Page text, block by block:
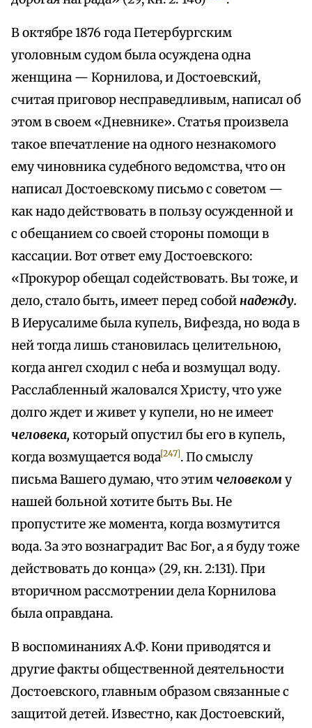
В октябре 1876 года Петербургским
уголовным судом была осуждена одна
женщина — Корнилова, и Достоевский,
считая приговор несправедливым, написал об
этом в своем «Дневнике». Статья произвела
такое впечатление на одного незнакомого
ему чиновника судебного ведомства, что он
написал Достоевскому письмо с советом —
как надо действовать в пользу осужденной и
с обещанием со своей стороны помощи в
кассации. Вот ответ ему Достоевского:
«Прокурор обещал содействовать. Вы тоже, и
дело, стало быть, имеет перед собойнадежду.
В Иерусалиме была купель, Вифезда, но вода в
ней тогда лишь становилась целительною,
когда ангел сходил с неба и возмущал воду.
Расслабленный жаловался Христу, что уже
долго ждет и живет у купели, но не имеет
человека, который опустил бы его в купель,
когда возмущается вода[247]. По смыслу
письма Вашего думаю, что этимчеловекому
нашей больной хотите быть Вы. Не
пропустите же момента, когда возмутится
вода. За это вознаградит Вас Бог, а я буду тоже
действовать до конца» (29, кн. 2:131). При
вторичном рассмотрении дела Корнилова
была оправдана.
В воспоминаниях А.Ф. Кони приводятся и
другие факты общественной деятельности
Достоевского, главным образом связанные с
защитой детей. Известно, как Достоевский,